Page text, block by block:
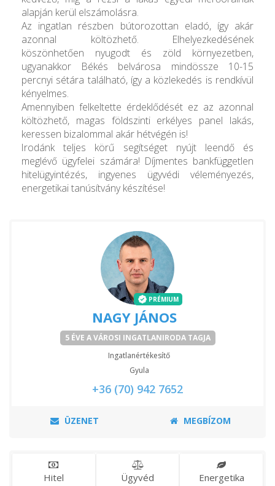
alapján kerül elszámolásra.
Az ingatlan részben bútorozottan eladó, így akár
azonnal költözhető. Elhelyezkedésének
köszönhetően nyugodt és zöld környezetben,
ugyanakkor Békés belvárosa mindössze 10-15
percnyi sétára található, így a közlekedés is rendkívül
kényelmes.
Amennyiben felkeltette érdeklődését ez az azonnal
költözhető, magas földszinti erkélyes panel lakás,
keressen bizalommal akár hétvégén is!
Irodánk teljes körű segítséget nyújt leendő és
meglévő ügyfelei számára! Díjmentes bankfüggetlen
hitelügyintézés, ingyenes ügyvédi véleményezés,
energetikai tanúsítvány készítése!
PRÉMIUM
NAGY JÁNOS
5 ÉVE A VÁROSI INGATLANIRODA TAGJA
Ingatlanértékesítő
Gyula
+36 (70) 942 7652
ÜZENET MEGBÍZOM
Hitel Ügyvéd Energetika